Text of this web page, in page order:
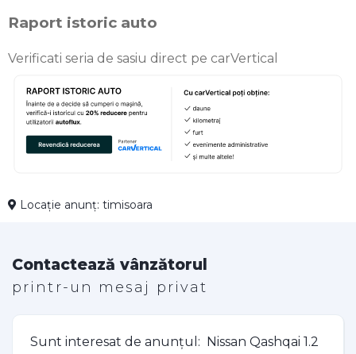
Raport istoric auto
Verificati seria de sasiu direct pe carVertical
Locație anunț: timisoara
Contactează vânzătorul
printr-un mesaj privat